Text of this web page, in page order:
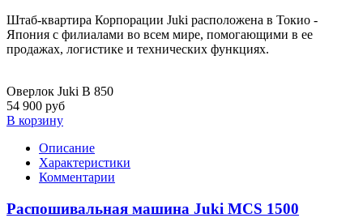
Штаб-квартира Корпорации Juki расположена в Токио -
Япония с филиалами во всем мире, помогающими в ее
продажах, логистике и технических функциях.
Оверлок Juki B 850
54 900 руб
В корзину
Описание
Характеристики
Комментарии
Распошивальная машина Juki MCS 1500